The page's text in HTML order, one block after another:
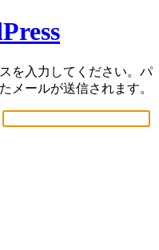
を入力してください。パ
メールが送信されます。